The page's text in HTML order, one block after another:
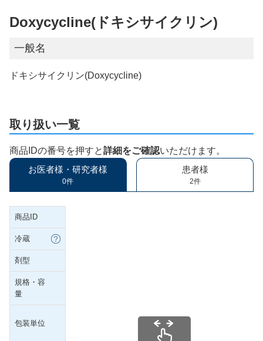
Doxycycline(ドキシサイクリン)
一般名
ドキシサイクリン(Doxycycline)
取り扱い一覧
商品IDの番号を押すと詳細をご確認いただけます。
お医者様・研究者様
0件
患者様
2件
商品ID
冷蔵
剤型
規格・容
量
包装単位